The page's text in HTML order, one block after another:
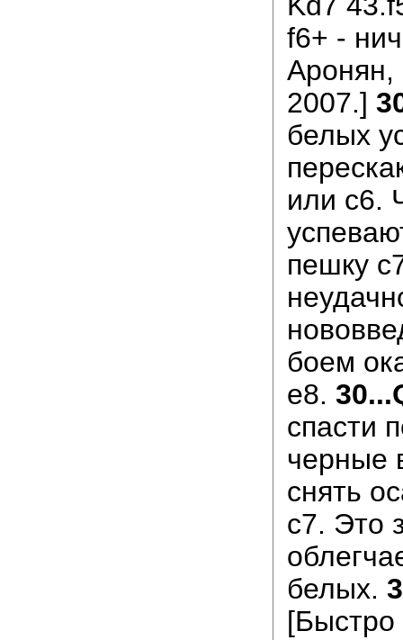
f6+ -
2007.]
белых
или с6.
пешку
боем
e8.
спасти
черные
снять
с7. Это
белых.
[Быстро